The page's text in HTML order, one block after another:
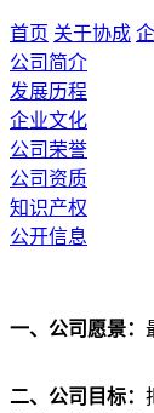
首页 关于协成
公司简介
发展历程
企业文化
公司荣誉
公司资质
知识产权
公开信息
一、 公司愿景：
二、 公司目标：